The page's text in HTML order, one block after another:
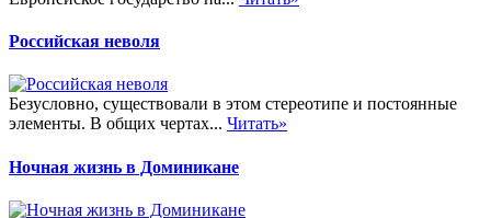
Российская неволя
Безусловно, существовали в этом стереотипе и постоянные
элементы. В общих чертах... Читать»
Ночная жизнь в Доминикане